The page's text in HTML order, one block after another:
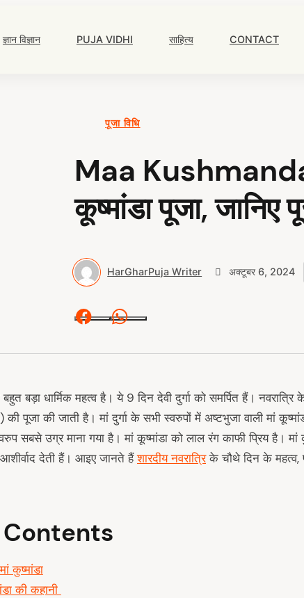
Navigation
ज्ञान विज्ञान PUJA VIDHI साहित्य CONTACT
पूजा विधि
Maa Kushmanda
कूष्मांडा पूजा, जानिए
HarGharPuja Writer अक्टूबर 6, 2024
Facebook
बहुत बड़ा धार्मिक महत्व है। ये 9 दिन देवी दुर्गा को समर्पित हैं। नवरात्रि
पूजा की जाती है। मां दुर्गा के सभी स्वरुपों में अष्टभुजा वाली मां
सबसे उग्र माना गया है। मां कूष्मांडा को लाल रंग काफी प्रिय है। मां
देती हैं। आइए जानते हैंशारदीय नवरात्रिके चौथे दिन के महत्व,
कुष्मांडा
की कहानी